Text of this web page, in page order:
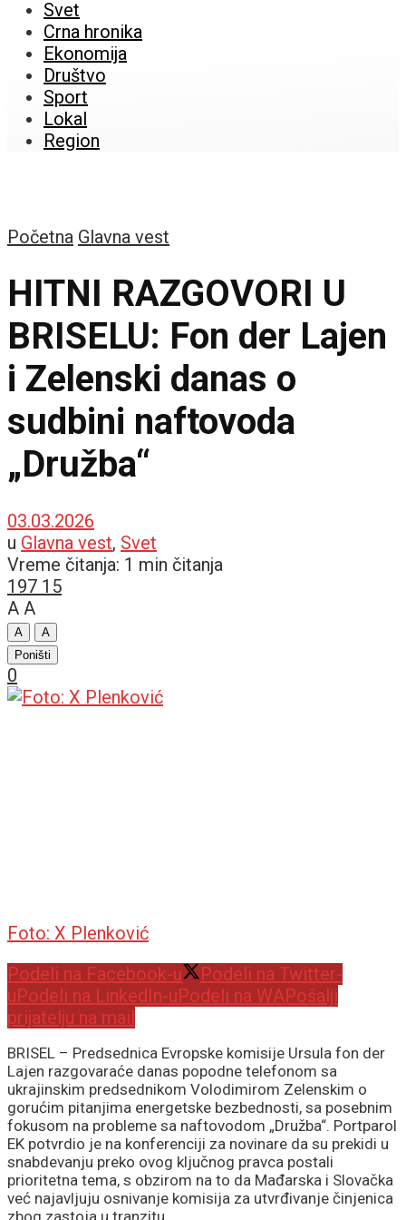
Svet
Crna hronika
Ekonomija
Društvo
Sport
Lokal
Region
Početna Glavna vest
HITNI RAZGOVORI U
BRISELU: Fon der Lajen
i Zelenski danas o
sudbini naftovoda
„Družba“
03.03.2026
u Glavna vest, Svet
Vreme čitanja: 1 min čitanja
197 15
A A
A
A
Poništi
0
Foto: X Plenković
Podeli na Facebook-u
Podeli na Twitter-
uPodeli na LinkedIn-uPodeli na WAPošalji
prijatelju na mail
BRISEL – Predsednica Evropske komisije Ursula fon der
Lajen razgovaraće danas popodne telefonom sa
ukrajinskim predsednikom Volodimirom Zelenskim o
gorućim pitanjima energetske bezbednosti, sa posebnim
fokusom na probleme sa naftovodom „Družba“. Portparol
EK potvrdio je na konferenciji za novinare da su prekidi u
snabdevanju preko ovog ključnog pravca postali
prioritetna tema, s obzirom na to da Mađarska i Slovačka
već najavljuju osnivanje komisija za utvrđivanje činjenica
zbog zastoja u tranzitu.